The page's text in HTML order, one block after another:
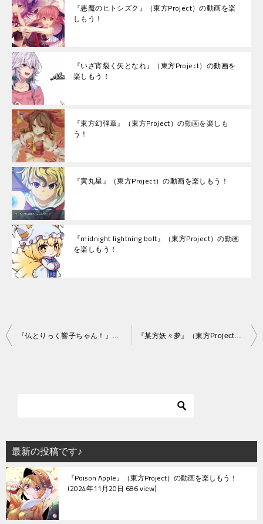
『悪魔のヒトシズク』（東方Project）の動画を楽
しもう！
『いざ宵裂く矢となれ』（東方Project）の動画を
楽しもう！
『東方幻弾章』（東方Project）の動画を楽しも
う！
『寅丸星』（東方Project）の動画を楽しもう！
『midnight lightning bolt』（東方Project）の動画
を楽しもう！
投
シ
ョ
ン
『某方妖々夢』（東方Project）の動画を楽しもう！
最新の投稿です♪
『Poison Apple』（東方Project）の動画を楽しもう！
2024年11月20日 686 view